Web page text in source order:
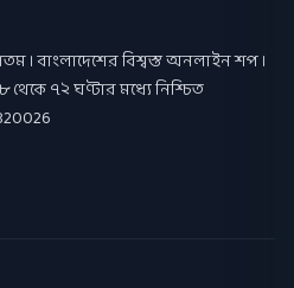
। বাংলাদেশের বিশ্বস্ত অনলাইন শপ ।
থেকে ৭২ ঘণ্টার মধ্যে নিশ্চিত